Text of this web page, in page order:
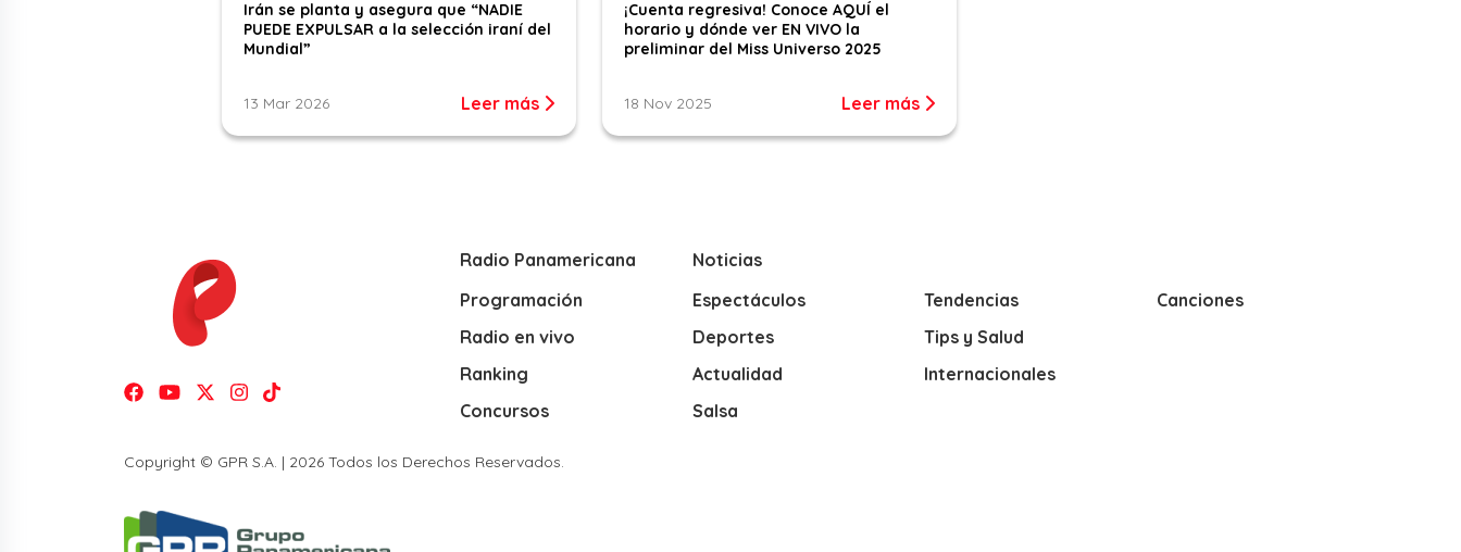
Irán se planta y asegura que “NADIE
PUEDE EXPULSAR a la selección iraní del
Mundial”
13 Mar 2026 Leer más
¡Cuenta regresiva! Conoce AQUÍ el
horario y dónde ver EN VIVO la
preliminar del Miss Universo 2025
18 Nov 2025 Leer más
Radio Panamericana
Programación
Radio en vivo
Ranking
Concursos
Noticias
Espectáculos
Deportes
Actualidad
Salsa
Tendencias
Tips y Salud
Internacionales
Canciones
Copyright © GPR S.A. | 2026 Todos los Derechos Reservados.